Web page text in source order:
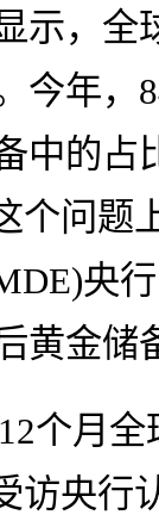
示，全
今年，
中的占
个问题
央
黄金储
个月
访央行